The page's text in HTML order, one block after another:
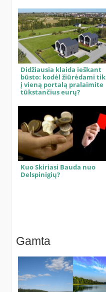
Didžiausia klaida ieškant
būsto: kodėl žiūrėdami tik
į vieną portalą pralaimite
tūkstančius eurų?
Kuo Skiriasi Bauda nuo
Delspinigių?
Gamta